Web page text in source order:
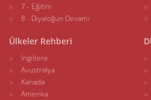
7 - Eğitim
8 - Diyaloğun Devamı
Ülkeler Rehberi
İngiltere
Avustralya
Kanada
Amerika